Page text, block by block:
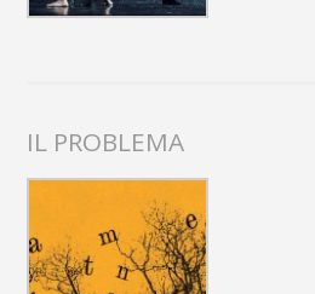
IL PROBLEMA